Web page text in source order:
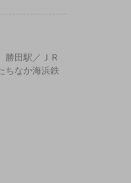
田駅／ＪＲ
なか海浜鉄